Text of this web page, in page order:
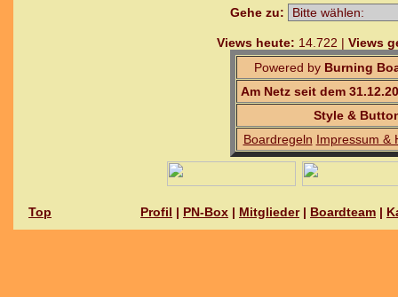
Gehe zu:
Views heute: 14.722 | Views
Powered by Burning
Am Netz seit dem
Style &
Boardregeln Impressum &
Top Profil | PN-Box | Mitglieder| Boardteam |